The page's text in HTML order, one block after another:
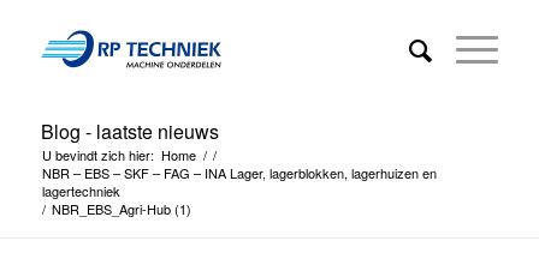
Blog - laatste nieuws
U bevindt zich hier: Home / /
NBR – EBS – SKF – FAG – INA Lager, lagerblokken, lagerhuizen en
lagertechniek
/ NBR_EBS_Agri-Hub (1)